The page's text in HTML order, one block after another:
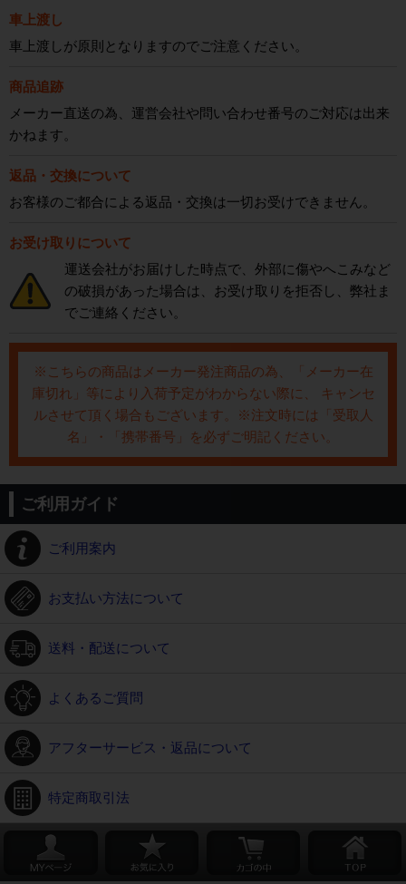
車上渡し
車上渡しが原則となりますのでご注意ください。
商品追跡
メーカー直送の為、運営会社や問い合わせ番号のご対応は出来
かねます。
返品・交換について
お客様のご都合による返品・交換は一切お受けできません。
お受け取りについて
運送会社がお届けした時点で、外部に傷やへこみなど
の破損があった場合は、お受け取りを拒否し、弊社ま
でご連絡ください。
※こちらの商品はメーカー発注商品の為、「メーカー在
庫切れ」等により入荷予定がわからない際に、 キャンセ
ルさせて頂く場合もございます。※注文時には「受取人
名」・「携帯番号」を必ずご明記ください。
ご利用ガイド
ご利用案内
お支払い方法について
送料・配送について
よくあるご質問
アフターサービス・返品について
特定商取引法